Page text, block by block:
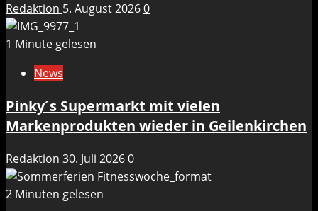
Redaktion 5. August 20260
1 Minute gelesen
News
Pinky´s Supermarkt mit vielen
Markenprodukten wieder in Geilenkirchen
Redaktion 30. Juli 20260
2 Minuten gelesen